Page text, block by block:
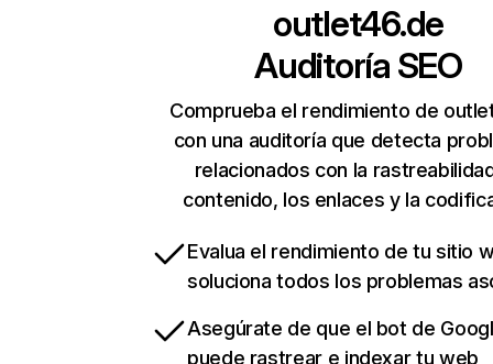
outlet46.de
Auditoría SEO
Comprueba el rendimiento de
con una auditoría que detecta
relacionados con la
contenido, los enlaces y la
Evalua el rendimiento de tu sitio
soluciona todos los problemas
Asegúrate de que el bot de
puede rastrear e indexar tu web